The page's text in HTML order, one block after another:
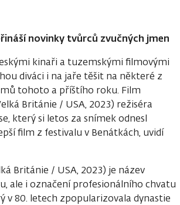
novinky tvůrců zvučných jmen
kinaři a tuzemskými filmovými
diváci i na jaře těšit na některé z
tohoto a příštího roku. Film
Británie / USA, 2023) režiséra
který si letos za snímek odnesl
film z festivalu v Benátkách, uvidí
Británie / USA, 2023) je název
ale i označení profesionálního chvatu
v 80. letech zpopularizovala dynastie